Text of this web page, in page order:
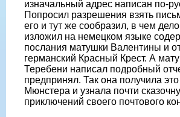
изначальный адрес написан по-
Попросил разрешения взять
его и тут же сообразил, в чем
изложил на немецком языке
послания матушки Валентины и
германский Красный Крест. А
Теребени написал подробный
предпринял. Так она получила
Мюнстера и узнала почти
приключений своего почтового